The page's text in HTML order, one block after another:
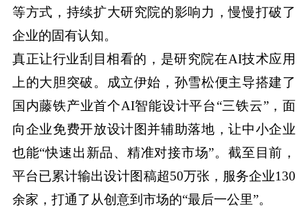
等方式，持续扩大研究院的影响力，慢慢打破了
企业的固有认知。
真正让行业刮目相看的，是研究院在AI技术应用
上的大胆突破。成立伊始，孙雪松便主导搭建了
国内藤铁产业首个AI智能设计平台“三铁云”，面
向企业免费开放设计图并辅助落地，让中小企业
也能“快速出新品、精准对接市场”。截至目前，
平台已累计输出设计图稿超50万张，服务企业130
余家，打通了从创意到市场的“最后一公里”。